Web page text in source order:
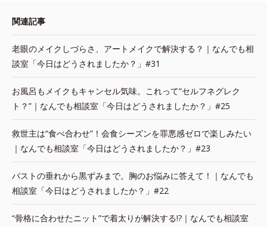
関連記事
老眼のメイクしづらさ、アートメイクで解決する？｜なんでも相
談室「今日はどうされましたか？」#31
お風呂もメイクもキャンセル気味。これって“セルフネグレク
ト？”｜なんでも相談室「今日はどうされましたか？」#25
救世主は“食べ合わせ”！会食シーズンを罪悪感ゼロで楽しみたい
｜なんでも相談室「今日はどうされましたか？」#23
バストの垂れから黒ずみまで。胸のお悩みに答えて！｜なんでも
相談室「今日はどうされましたか？」#22
“骨格に合わせたニット”で着太りが解決する!?｜なんでも相談室